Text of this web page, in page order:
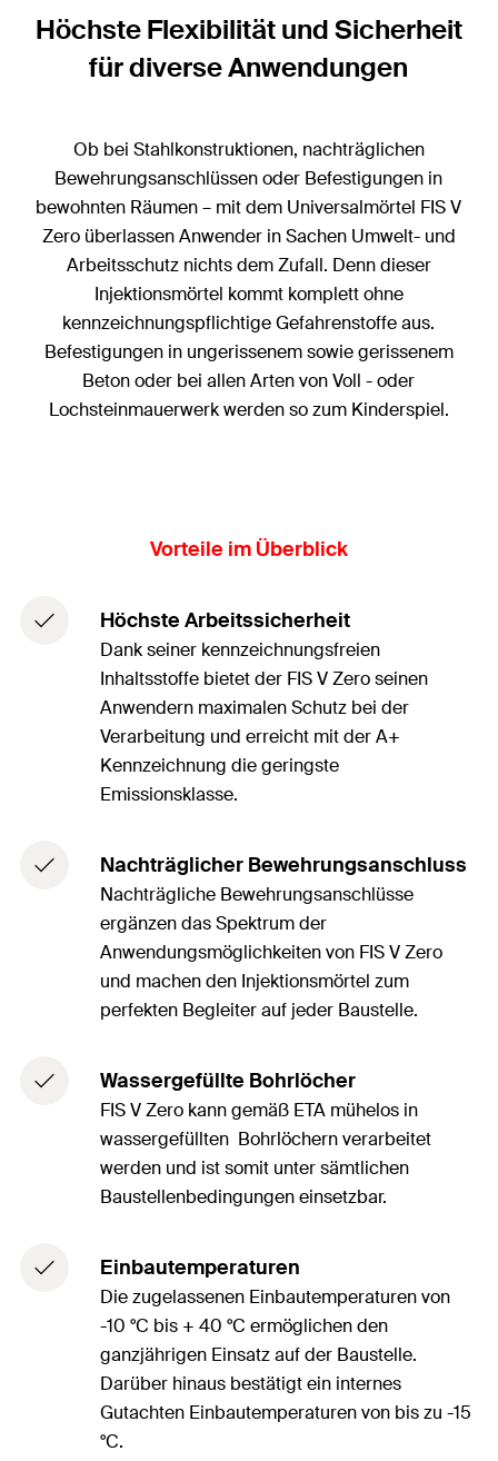
Höchste Flexibilität und Sicherheit
für diverse Anwendungen
Ob bei Stahlkonstruktionen, nachträglichen
Bewehrungsanschlüssen oder Befestigungen in
bewohnten Räumen – mit dem Universalmörtel FIS V
Zero überlassen Anwender in Sachen Umwelt- und
Arbeitsschutz nichts dem Zufall. Denn dieser
Injektionsmörtel kommt komplett ohne
kennzeichnungspflichtige Gefahrenstoffe aus.
Befestigungen in ungerissenem sowie gerissenem
Beton oder bei allen Arten von Voll - oder
Lochsteinmauerwerk werden so zum Kinderspiel.
Vorteile im Überblick
Höchste Arbeitssicherheit
Dank seiner kennzeichnungsfreien
Inhaltsstoffe bietet der FIS V Zero seinen
Anwendern maximalen Schutz bei der
Verarbeitung und erreicht mit der A+
Kennzeichnung die geringste
Emissionsklasse.
Nachträglicher Bewehrungsanschluss
Nachträgliche Bewehrungsanschlüsse
ergänzen das Spektrum der
Anwendungsmöglichkeiten von FIS V Zero
und machen den Injektionsmörtel zum
perfekten Begleiter auf jeder Baustelle.
Wassergefüllte Bohrlöcher
FIS V Zero kann gemäß ETA mühelos in
wassergefüllten Bohrlöchern verarbeitet
werden und ist somit unter sämtlichen
Baustellenbedingungen einsetzbar.
Einbautemperaturen
Die zugelassenen Einbautemperaturen von
-10 °C bis + 40 °C ermöglichen den
ganzjährigen Einsatz auf der Baustelle.
Darüber hinaus bestätigt ein internes
Gutachten Einbautemperaturen von bis zu -15
°C.